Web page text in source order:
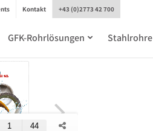
Kontakt +43 (0)2773 42 700
GFK-Rohrlösungen Stahlrohre